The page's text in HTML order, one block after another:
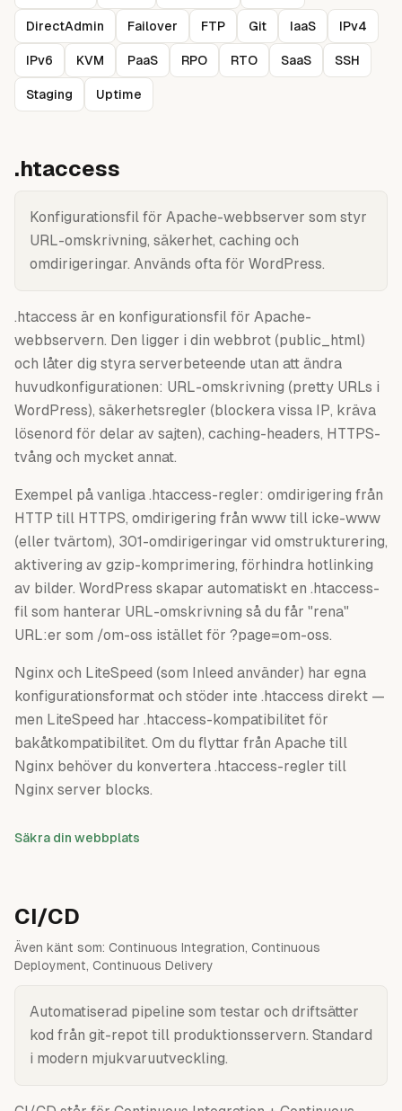
DirectAdmin Failover FTP Git IaaS IPv4
IPv6 KVM PaaS RPO RTO SaaS SSH
Staging Uptime
.htaccess
Konfigurationsfil för Apache-webbserver som styr
URL-omskrivning, säkerhet, caching och
omdirigeringar. Används ofta för WordPress.
.htaccess är en konfigurationsfil för Apache-
webbservern. Den ligger i din webbrot (public_html)
och låter dig styra serverbeteende utan att ändra
huvudkonfigurationen: URL-omskrivning (pretty URLs i
WordPress), säkerhetsregler (blockera vissa IP, kräva
lösenord för delar av sajten), caching-headers, HTTPS-
tvång och mycket annat.
Exempel på vanliga .htaccess-regler: omdirigering från
HTTP till HTTPS, omdirigering från www till icke-www
(eller tvärtom), 301-omdirigeringar vid omstrukturering,
aktivering av gzip-komprimering, förhindra hotlinking
av bilder. WordPress skapar automatiskt en .htaccess-
fil som hanterar URL-omskrivning så du får "rena"
URL:er som /om-oss istället för ?page=om-oss.
Nginx och LiteSpeed (som Inleed använder) har egna
konfigurationsformat och stöder inte .htaccess direkt —
men LiteSpeed har .htaccess-kompatibilitet för
bakåtkompatibilitet. Om du flyttar från Apache till
Nginx behöver du konvertera .htaccess-regler till
Nginx server blocks.
Säkra din webbplats
CI/CD
Även känt som: Continuous Integration, Continuous
Deployment, Continuous Delivery
Automatiserad pipeline som testar och driftsätter
kod från git-repot till produktionsservern. Standard
i modern mjukvaruutveckling.